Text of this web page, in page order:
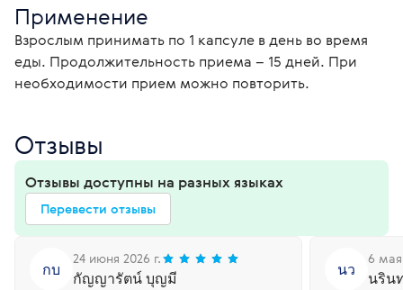
Применение
Взрослым принимать по 1 капсуле в день во время
еды. Продолжительность приема – 15 дней. При
необходимости прием можно повторить.
Отзывы
Отзывы доступны на разных языках
Перевести отзывы
กบ
24 июня 2026 г.
กัญญารัตน์ บุญมี นว
6 мая
นริน